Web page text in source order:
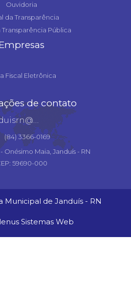
Ouvidoria
da Transparência
Transparência Pública
Fiscal Eletrônica
de contato
(84) 3366-0169
- Onésimo Maia, Janduís - RN
59690-000
Municipal de Janduís - RN
Sistemas Web